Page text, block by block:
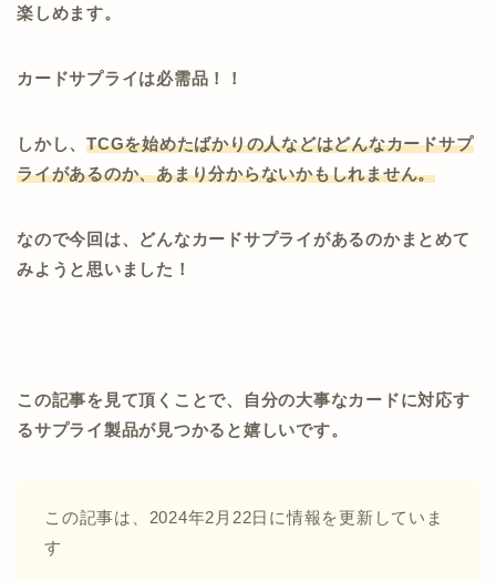
楽しめます。
カードサプライは必需品！！
しかし、TCGを始めたばかりの人などはどんなカードサプ
ライがあるのか、あまり分からないかもしれません。
なので今回は、どんなカードサプライがあるのかまとめて
みようと思いました！
この記事を見て頂くことで、自分の大事なカードに対応す
るサプライ製品が見つかると嬉しいです。
この記事は、2024年2月22日に情報を更新していま
す